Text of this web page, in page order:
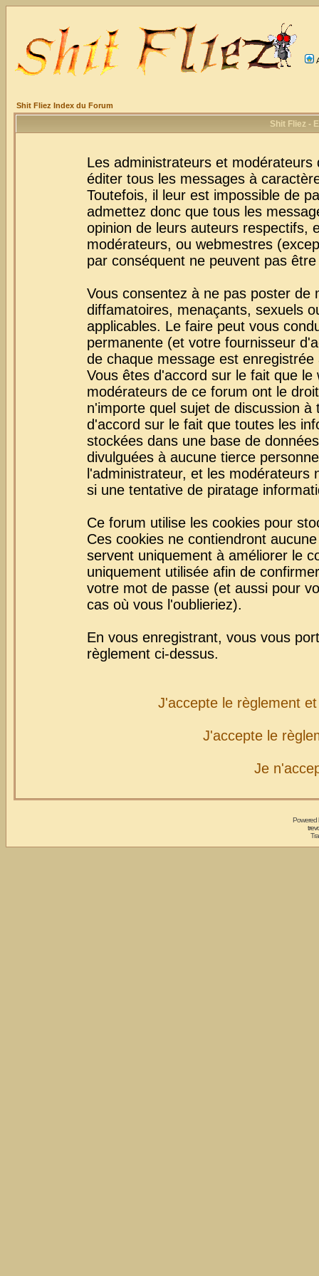
Shit Fliez Index du Forum
Shit Fliez -
Les administrateurs et
éditer tous les messages à
Toutefois, il leur est impossible de
admettez donc que tous les
opinion de leurs auteurs respectifs,
modérateurs, ou webmestres
par conséquent ne peuvent pas
Vous consentez à ne pas poster de
diffamatoires, menaçants, sexuels
applicables. Le faire peut vous
permanente (et votre fournisseur
de chaque message est
Vous êtes d'accord sur le fait que
modérateurs de ce forum ont le
n'importe quel sujet de discussion
d'accord sur le fait que toutes les
stockées dans une base de
divulguées à aucune tierce
l'administrateur, et les
si une tentative de piratage
Ce forum utilise les cookies pour
Ces cookies ne contiendront
servent uniquement à améliorer le
uniquement utilisée afin de
votre mot de passe (et aussi pour
cas où vous l'oublieriez).
En vous enregistrant, vous vous
règlement ci-dessus.
J'accepte le règlement
J'accepte le
Je
Powered